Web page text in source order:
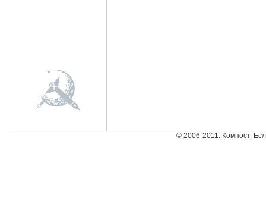
© 2006-2011. Компост.